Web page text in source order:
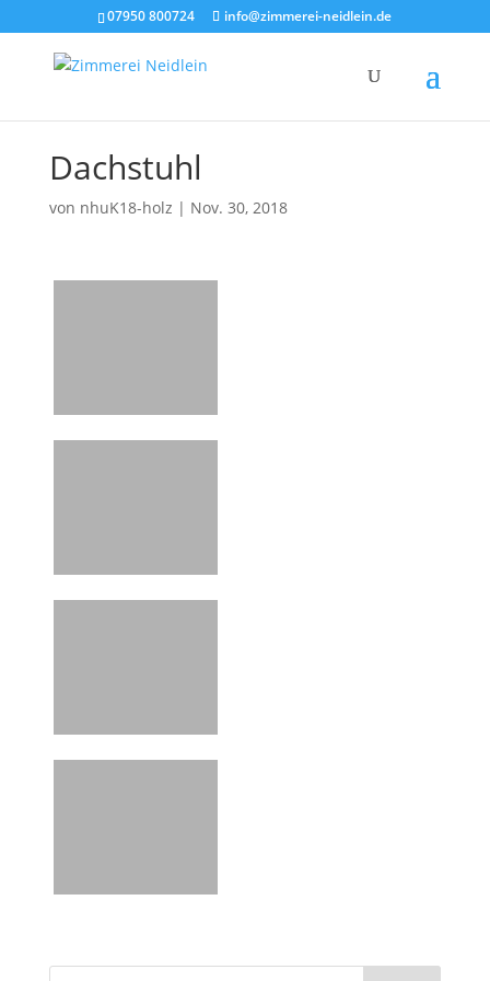
07950 800724 info@zimmerei-neidlein.de
Dachstuhl
von nhuK18-holz | Nov. 30, 2018